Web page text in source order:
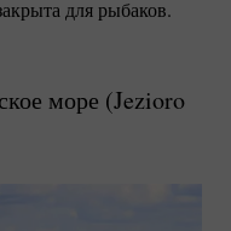
для рыбаков.
море (Jezioro